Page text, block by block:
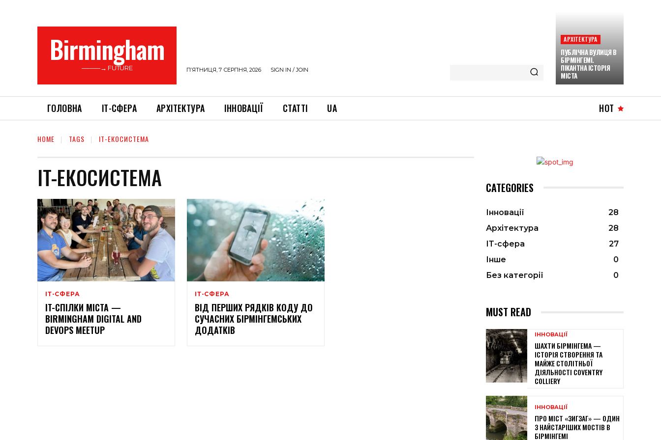
Birmingham
———→ FUTURE П’ЯТНИЦЯ, 7 СЕРПНЯ, 2026 SIGN IN / JOIN
АРХІТЕКТУРА
ПУБЛІЧНА ВУЛИЦЯ В
БІРМІНГЕМІ.
ПІКАНТНА ІСТОРІЯ
МІСТА
ГОЛОВНА ІТ-СФЕРА АРХІТЕКТУРА ІННОВАЦІЇ СТАТТІ UA HOT
HOME TAGS IT-ЕКОСИСТЕМА
IT-ЕКОСИСТЕМА
ІТ-СФЕРА
IT-СПІЛКИ МІСТА —
BIRMINGHAM DIGITAL AND
DEVOPS MEETUP
ІТ-СФЕРА
ВІД ПЕРШИХ РЯДКІВ КОДУ ДО
СУЧАСНИХ БІРМІНГЕМСЬКИХ
ДОДАТКІВ
CATEGORIES
Інновації
28
Архітектура
28
ІТ-сфера
27
Інше
0
Без категорії
0
MUST READ
ІННОВАЦІЇ
ШАХТИ БІРМІНГЕМА —
ІСТОРІЯ СТВОРЕННЯ ТА
МАЙЖЕ СТОЛІТНЬОЇ
ДІЯЛЬНОСТІ COVENTRY
COLLIERY
ІННОВАЦІЇ
ПРО МІСТ «ЗИГЗАГ» — ОДИН
З НАЙСТАРІШИХ МОСТІВ В
БІРМІНГЕМІ